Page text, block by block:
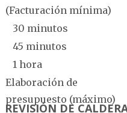
(Facturación mínima)
30 minutos
45 minutos
1 hora
Elaboración de
presupuesto (máximo)
REVISIÓN DE